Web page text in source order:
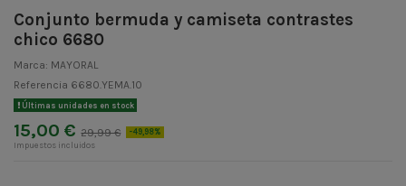
Conjunto bermuda y camiseta contrastes
chico 6680
Marca: MAYORAL
Referencia 6680.YEMA.10
Últimas unidades en stock
15,00 € 29,99 € -49,98%
Impuestos incluidos